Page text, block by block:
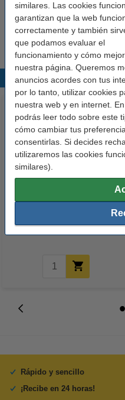
similares. Las cookies
garantizan que la web
correctamente y también
que podamos evaluar el
funcionamiento y cómo
nuestra página. Queremos
anuncios acordes con tus
por lo tanto, utilizar cookies
nuestra web y en internet.
podrás leer todo sobre este
cómo cambiar tus
consentirlas. Si decides
utilizaremos las cookies
similares).
Pack x5: BIC
3,00 €
(0.4mm)
Rápido y sencillo
¡Recibe en 24 horas!